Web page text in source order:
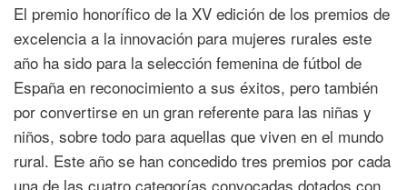
El premio honorífico de la XV edición de los premios de
excelencia a la innovación para mujeres rurales este
año ha sido para la selección femenina de fútbol de
España en reconocimiento a sus éxitos, pero también
por convertirse en un gran referente para las niñas y
niños, sobre todo para aquellas que viven en el mundo
rural. Este año se han concedido tres premios por cada
una de las cuatro categorías convocadas dotados con